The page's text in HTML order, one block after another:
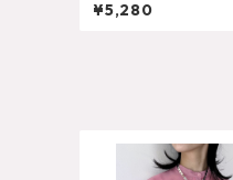
¥5,280